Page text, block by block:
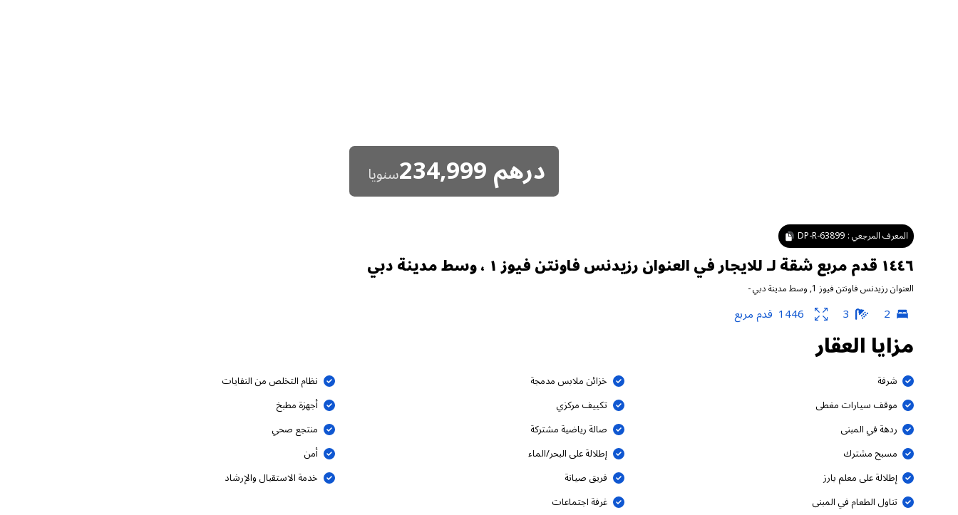
درهم234,999سنويا
المعرف المرجعي : DP-R-63899
١٤٤٦ قدم مربع شقة لـ للايجار في العنوان رزيدنس فاونتن فيوز ١ ، وسط مدينة دبي
العنوان رزيدنس فاونتن فيوز 1 ,وسط مدينة دبي-
2
3
1446 قدم مربع
مزايا العقار
شرفة خزائن ملابس مدمجة
نظام التخلص من النفايات
موقف سيارات مغطى
تكييف مركزي
أجهزة مطبخ
ردهة في المبنى
صالة رياضية مشتركة
منتجع صحي
مسبح مشترك
إطلالة على البحر/الماء
أمن
إطلالة على معلم بارز
فريق صيانة
خدمة الاستقبال والإرشاد
تناول الطعام في المبنى
غرفة اجتماعات